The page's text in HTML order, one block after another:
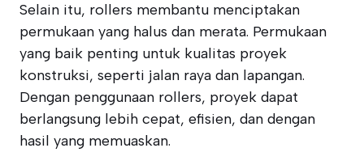
Selain itu, rollers membantu menciptakan
permukaan yang halus dan merata. Permukaan
yang baik penting untuk kualitas proyek
konstruksi, seperti jalan raya dan lapangan.
Dengan penggunaan rollers, proyek dapat
berlangsung lebih cepat, efisien, dan dengan
hasil yang memuaskan.